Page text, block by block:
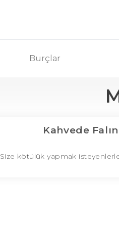
Burçlar
Kahvede
Size kötülük yapmak isteyenlerle